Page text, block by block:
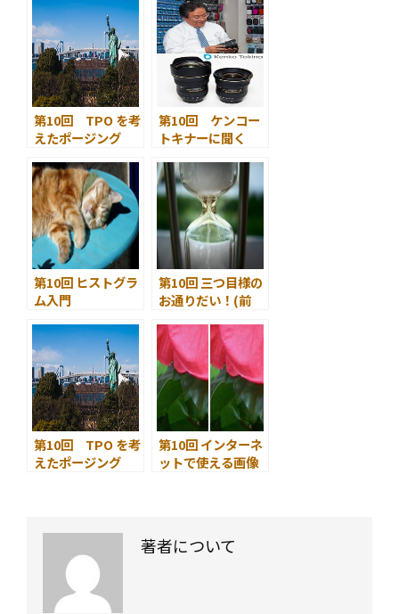
スフィルター ～ み
なとみらいのキラ
キラ夜景を撮る ～
第10回 TPO を考
えたポージング
第10回 ケンコー
トキナーに聞く
対応した２つの広
角レンズへのコダ
ワリ
第10回 ヒストグラ
ム入門
第10回 三つ目様の
お通りだい！(前
第10回 TPO を考
えたポージング
第10回 インターネ
ットで使える画像
著者について